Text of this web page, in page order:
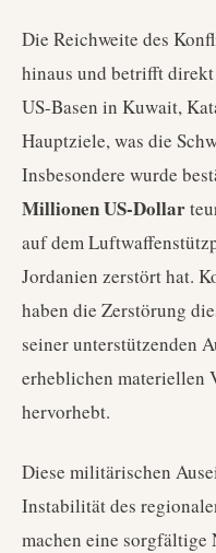
Die Reichweite des
hinaus und betrifft
US-Basen in Kuwait,
Hauptziele, was die
Insbesondere wurde
Millionen US-Dollar
auf dem
Jordanien zerstört hat.
haben die Zerstörung
seiner unterstützenden
erheblichen materiellen
hervorhebt.
Diese militärischen
Instabilität des
machen eine